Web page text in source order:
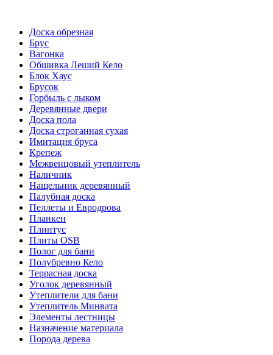
Доска обрезная
Брус
Вагонка
Обшивка Леший Кело
Блок Хаус
Брусок
Горбыль с лыком
Деревянные двери
Доска пола
Доска строганная сухая
Имитация бруса
Крепеж
Межвенцовый утеплитель
Наличник
Нащельник деревянный
Палубная доска
Пеллеты и Евродрова
Планкен
Плинтус
Плиты OSB
Полог для бани
Полубревно Кело
Террасная доска
Уголок деревянный
Утеплители для бани
Утеплитель Минвата
Элементы лестницы
Назначение материала
Порода дерева